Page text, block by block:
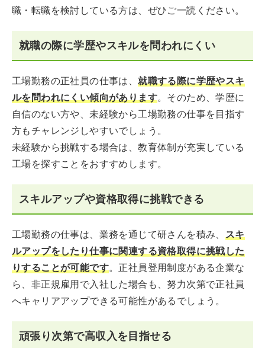
職・転職を検討している方は、ぜひご一読ください。
就職の際に学歴やスキルを問われにくい
工場勤務の正社員の仕事は、就職する際に学歴やスキ
ルを問われにくい傾向があります。そのため、学歴に
自信のない方や、未経験から工場勤務の仕事を目指す
方もチャレンジしやすいでしょう。
未経験から挑戦する場合は、教育体制が充実している
工場を探すことをおすすめします。
スキルアップや資格取得に挑戦できる
工場勤務の仕事は、業務を通じて研さんを積み、 スキ
ルアップをしたり仕事に関連する資格取得に挑戦した
りすることが可能です。正社員登用制度がある企業な
ら、非正規雇用で入社した場合も、努力次第で正社員
へキャリアアップできる可能性があるでしょう。
頑張り次第で高収入を目指せる